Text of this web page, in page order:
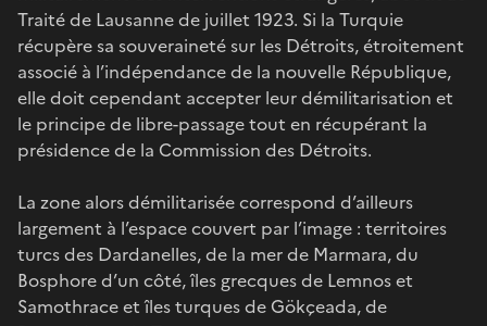
Traité de Lausanne de juillet 1923. Si la Turquie
récupère sa souveraineté sur les Détroits, étroitement
associé à l’indépendance de la nouvelle République,
elle doit cependant accepter leur démilitarisation et
le principe de libre-passage tout en récupérant la
présidence de la Commission des Détroits.
La zone alors démilitarisée correspond d’ailleurs
largement à l’espace couvert par l’image : territoires
turcs des Dardanelles, de la mer de Marmara, du
Bosphore d’un côté, îles grecques de Lemnos et
Samothrace et îles turques de Gökçeada, de